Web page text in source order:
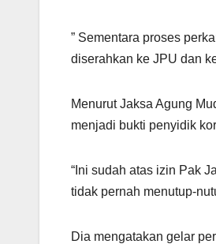
” Sementara proses
diserahkan ke JPU dan
Menurut Jaksa Agung
menjadi bukti penyidik
“Ini sudah atas izin Pak
tidak pernah menutup-
Dia mengatakan gelar